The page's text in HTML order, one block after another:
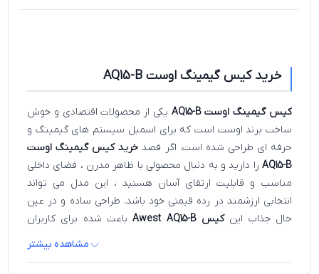
خرید کیس گیمینگ اوست AQ15-B
کیس گیمینگ اوست AQ15-B
یکی از محصولات اقتصادی و خوش
ساخت برند اوست است که برای اسمبل سیستم های گیمینگ و
حرفه ای طراحی شده است. اگر قصد خرید کیس گیمینگ اوست
AQ15-B را دارید و به دنبال محصولی با ظاهر مدرن ، فضای داخلی
مناسب و قابلیت ارتقای آسان هستید ، این مدل می تواند
انتخابی ارزشمند در رده قیمتی خود باشد. طراحی ساده و در عین
حال جذاب اینکیس Awest AQ15-B
باعث شده برای کاربران
یکی از مهم ترین ویژگی هایکیس اوست AQ15-B
پنل کناری
مشاهده بیشتر